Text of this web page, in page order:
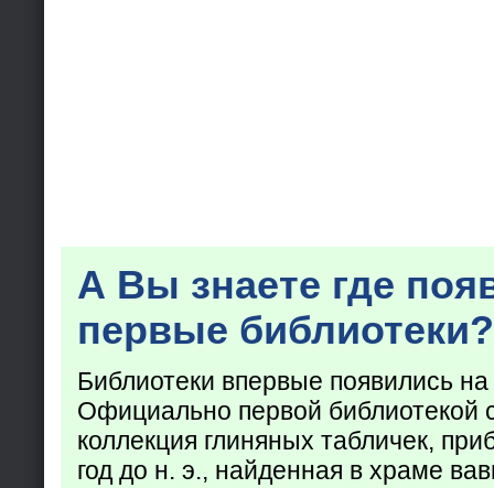
А Вы знаете где
первые библиотеки?
Библиотеки впервые появились
Официально первой библиотекой
коллекция глиняных табличек,
год до н. э., найденная в храме